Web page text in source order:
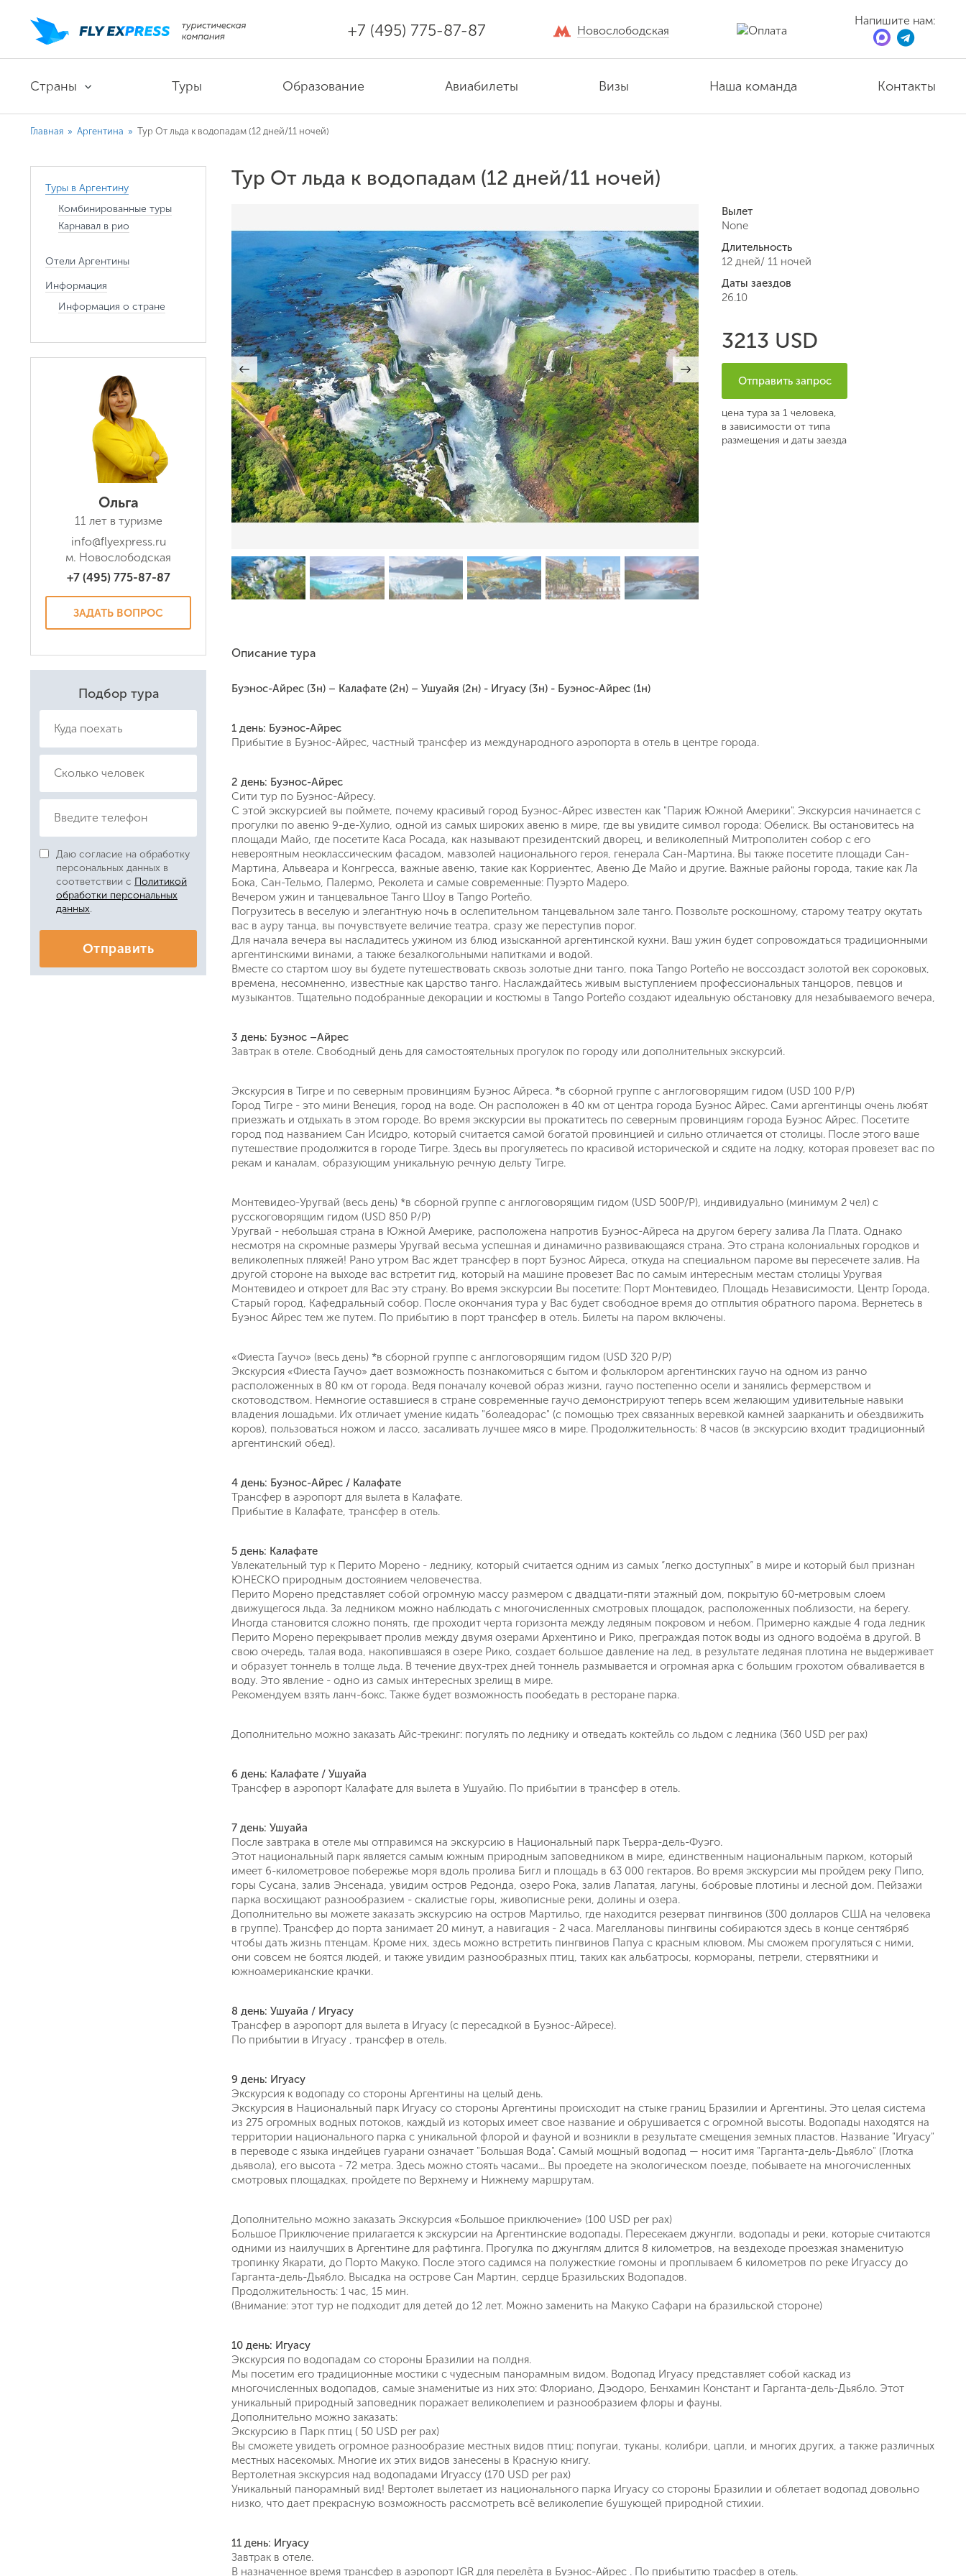
+7 (495) 775-87-87 Новослободская
Напишите нам:
Страны Туры Образование Авиабилеты Визы Наша команда Контакты
Наш менеджер свяжется с вами
в ближайшее время
Телефон
Поймайте выгодную цену!
Подпишитесь и получайте уведомления
о снижении цены на туры по
выбранным критериям
Как Вас зовут?
Главная » Аргентина » Тур От льда к водопадам (12 дней/11 ночей)
Туры в Аргентину
Комбинированные туры
Карнавал в рио
Отели Аргентины
Информация
Информация о стране
Ольга
11 лет в туризме
info@flyexpress.ru
м. Новослободская
+7 (495) 775-87-87
ЗАДАТЬ ВОПРОС
Вопрос к менеджеру Ольга
Отправить заявку
Политикой обработки персональных данных
Подбор тура
Даю согласие на обработку
персональных данных в
соответствии с Политикой
обработки персональных
данных.
Отправить
Тур От льда к водопадам (12 дней/11 ночей)
Вылет
None
Длительность
12 дней/ 11 ночей
Даты заездов
26.10
3213 USD
Отправить запрос
цена тура за 1 человека,
в зависимости от типа
размещения и даты заезда
Описание тура
Буэнос-Айрес (3н) – Калафате (2н) – Ушуайя (2н) - Игуасу (3н) - Буэнос-Айрес (1н)
1 день: Буэнос-Айрес
Прибытие в Буэнос-Айрес, частный трансфер из международного аэропорта в отель в центре города.
2 день: Буэнос-Айрес
Сити тур по Буэнос-Айресу.
С этой экскурсией вы поймете, почему красивый город Буэнос-Айрес известен как "Париж Южной Америки". Экскурсия начинается с
прогулки по авеню 9-де-Хулио, одной из самых широких авеню в мире, где вы увидите символ города: Обелиск. Вы остановитесь на
площади Майо, где посетите Каса Росада, как называют президентский дворец, и великолепный Митрополитен собор с его
невероятным неоклассическим фасадом, мавзолей национального героя, генерала Сан-Мартина. Вы также посетите площади Сан-
Мартина, Альвеара и Конгресса, важные авеню, такие как Корриентес, Авеню Де Майо и другие. Важные районы города, такие как Ла
Бока, Сан-Тельмо, Палермо, Реколета и самые современные: Пуэрто Мадеро.
Вечером ужин и танцевальное Танго Шоу в Tango Porteño.
Погрузитесь в веселую и элегантную ночь в ослепительном танцевальном зале танго. Позвольте роскошному, старому театру окутать
вас в ауру танца, вы почувствуете величие театра, сразу же переступив порог.
Для начала вечера вы насладитесь ужином из блюд изысканной аргентинской кухни. Ваш ужин будет сопровождаться традиционными
аргентинскими винами, а также безалкогольными напитками и водой.
Вместе со стартом шоу вы будете путешествовать сквозь золотые дни танго, пока Tango Porteño не воссоздаст золотой век сороковых,
времена, несомненно, известные как царство танго. Наслаждайтесь живым выступлением профессиональных танцоров, певцов и
музыкантов. Тщательно подобранные декорации и костюмы в Tango Porteño создают идеальную обстановку для незабываемого вечера,
3 день: Буэнос –Айрес
Завтрак в отеле. Свободный день для самостоятельных прогулок по городу или дополнительных экскурсий.
Экскурсия в Тигре и по северным провинциям Буэнос Айреса. *в сборной группе с англоговорящим гидом (USD 100 P/P)
Город Тигре - это мини Венеция, город на воде. Он расположен в 40 км от центра города Буэнос Айрес. Сами аргентинцы очень любят
приезжать и отдыхать в этом городе. Во время экскурсии вы прокатитесь по северным провинциям города Буэнос Айрес. Посетите
город под названием Сан Исидро, который считается самой богатой провинцией и сильно отличается от столицы. После этого ваше
путешествие продолжится в городе Тигре. Здесь вы прогуляетесь по красивой исторической и сядите на лодку, которая провезет вас по
рекам и каналам, образующим уникальную речную дельту Тигре.
Монтевидео-Уругвай (весь день) *в сборной группе с англоговорящим гидом (USD 500P/P), индивидуально (минимум 2 чел) с
русскоговорящим гидом (USD 850 P/P)
Уругвай - небольшая страна в Южной Америке, расположена напротив Буэнос-Айреса на другом берегу залива Ла Плата. Однако
несмотря на скромные размеры Уругвай весьма успешная и динамично развивающаяся страна. Это страна колониальных городков и
великолепных пляжей! Рано утром Вас ждет трансфер в порт Буэнос Айреса, откуда на специальном пароме вы пересечете залив. На
другой стороне на выходе вас встретит гид, который на машине провезет Вас по самым интересным местам столицы Уругвая
Монтевидео и откроет для Вас эту страну. Во время экскурсии Вы посетите: Порт Монтевидео, Площадь Независимости, Центр Города,
Старый город, Кафедральный собор. После окончания тура у Вас будет свободное время до отплытия обратного парома. Вернетесь в
Буэнос Айрес тем же путем. По прибытию в порт трансфер в отель. Билеты на паром включены.
«Фиеста Гаучо» (весь день) *в сборной группе с англоговорящим гидом (USD 320 P/P)
Экскурсия «Фиеста Гаучо» дает возможность познакомиться с бытом и фольклором аргентинских гаучо на одном из ранчо
расположенных в 80 км от города. Ведя поначалу кочевой образ жизни, гаучо постепенно осели и занялись фермерством и
скотоводством. Немногие оставшиеся в стране современные гаучо демонстрируют теперь всем желающим удивительные навыки
владения лошадьми. Их отличает умение кидать "болеадорас" (с помощью трех связанных веревкой камней заарканить и обездвижить
коров), пользоваться ножом и лассо, засаливать лучшее мясо в мире. Продолжительность: 8 часов (в экскурсию входит традиционный
аргентинский обед).
4 день: Буэнос-Айрес / Калафате
Трансфер в аэропорт для вылета в Калафате.
Прибытие в Калафате, трансфер в отель.
5 день: Калафате
Увлекательный тур к Перито Морено - леднику, который считается одним из самых “легко доступных” в мире и который был признан
ЮНЕСКО природным достоянием человечества.
Перито Морено представляет собой огромную массу размером с двадцати-пяти этажный дом, покрытую 60-метровым слоем
движущегося льда. За ледником можно наблюдать с многочисленных смотровых площадок, расположенных поблизости, на берегу.
Иногда становится сложно понять, где проходит черта горизонта между ледяным покровом и небом. Примерно каждые 4 года ледник
Перито Морено перекрывает пролив между двумя озерами Архентино и Рико, преграждая поток воды из одного водоёма в другой. В
свою очередь, талая вода, накопившаяся в озере Рико, создает большое давление на лед, в результате ледяная плотина не выдерживает
и образует тоннель в толще льда. В течение двух-трех дней тоннель размывается и огромная арка с большим грохотом обваливается в
воду. Это явление - одно из самых интересных зрелищ в мире.
Рекомендуем взять ланч-бокс. Также будет возможность пообедать в ресторане парка.
Дополнительно можно заказать Айс-трекинг: погулять по леднику и отведать коктейль со льдом с ледника (360 USD per pax)
6 день: Калафате / Ушуайа
Трансфер в аэропорт Калафате для вылета в Ушуайю. По прибытии в трансфер в отель.
7 день: Ушуайа
После завтрака в отеле мы отправимся на экскурсию в Национальный парк Тьерра-дель-Фуэго.
Этот национальный парк является самым южным природным заповедником в мире, единственным национальным парком, который
имеет 6-километровое побережье моря вдоль пролива Бигл и площадь в 63 000 гектаров. Во время экскурсии мы пройдем реку Пипо,
горы Сусана, залив Энсенада, увидим остров Редонда, озеро Рока, залив Лапатая, лагуны, бобровые плотины и лесной дом. Пейзажи
парка восхищают разнообразием - скалистые горы, живописные реки, долины и озера.
Дополнительно вы можете заказать экскурсию на остров Мартильо, где находится резерват пингвинов (300 долларов США на человека
в группе). Трансфер до порта занимает 20 минут, а навигация - 2 часа. Магеллановы пингвины собираются здесь в конце сентябряб
чтобы дать жизнь птенцам. Кроме них, здесь можно встретить пингвинов Папуа с красным клювом. Мы сможем прогуляться с ними,
они совсем не боятся людей, и также увидим разнообразных птиц, таких как альбатросы, кормораны, петрели, стервятники и
южноамериканские крачки.
8 день: Ушуайа / Игуасу
Трансфер в аэропорт для вылета в Игуасу (с пересадкой в Буэнос-Айресе).
По прибытии в Игуасу , трансфер в отель.
9 день: Игуасу
Экскурсия к водопаду со стороны Аргентины на целый день.
Экскурсия в Национальный парк Игуасу со стороны Аргентины происходит на стыке границ Бразилии и Аргентины. Это целая система
из 275 огромных водных потоков, каждый из которых имеет свое название и обрушивается с огромной высоты. Водопады находятся на
территории национального парка с уникальной флорой и фауной и возникли в результате смещения земных пластов. Название "Игуасу"
в переводе с языка индейцев гуарани означает "Большая Вода". Самый мощный водопад — носит имя "Гарганта-дель-Дьябло" (Глотка
дьявола), его высота - 72 метра. Здесь можно стоять часами... Вы проедете на экологическом поезде, побываете на многочисленных
смотровых площадках, пройдете по Верхнему и Нижнему маршрутам.
Дополнительно можно заказать Экскурсия «Большое приключение» (100 USD per pax)
Большое Приключение прилагается к экскурсии на Аргентинские водопады. Пересекаем джунгли, водопады и реки, которые считаются
одними из наилучших в Аргентине для рафтинга. Прогулка по джунглям длится 8 километров, на вездеходе проезжая знаменитую
тропинку Якарати, до Порто Макуко. После этого садимся на полужесткие гомоны и проплываем 6 километров по реке Игуассу до
Гарганта-дель-Дьябло. Высадка на острове Сан Мартин, сердце Бразильских Водопадов.
Продолжительность: 1 час, 15 мин.
(Внимание: этот тур не подходит для детей до 12 лет. Можно заменить на Макуко Сафари на бразильской стороне)
10 день: Игуасу
Экскурсия по водопадам со стороны Бразилии на полдня.
Мы посетим его традиционные мостики с чудесным панорамным видом. Водопад Игуасу представляет собой каскад из
многочисленных водопадов, самые знаменитые из них это: Флориано, Дэодоро, Бенхамин Констант и Гарганта-дель-Дьябло. Этот
уникальный природный заповедник поражает великолепием и разнообразием флоры и фауны.
Дополнительно можно заказать:
Экскурсию в Парк птиц ( 50 USD per pax)
Вы сможете увидеть огромное разнообразие местных видов птиц: попугаи, туканы, колибри, цапли, и многих других, а также различных
местных насекомых. Многие их этих видов занесены в Красную книгу.
Вертолетная экскурсия над водопадами Игуассу (170 USD per pax)
Уникальный панорамный вид! Вертолет вылетает из национального парка Игуасу со стороны Бразилии и облетает водопад довольно
низко, что дает прекрасную возможность рассмотреть всё великолепие бушующей природной стихии.
11 день: Игуасу
Завтрак в отеле.
В назначенное время трансфер в аэропорт IGR для перелёта в Буэнос-Айрес . По прибытитю трасфер в отель.
Ольга
info@flyexpress.ru